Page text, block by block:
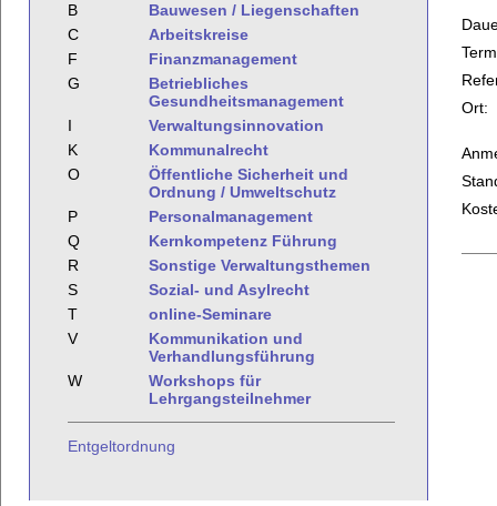
B
Bauwesen / Liegenschaften
C
Arbeitskreise
F
Finanzmanagement
G
Betriebliches
Gesundheitsmanagement
I
Verwaltungsinnovation
K
Kommunalrecht
O
Öffentliche Sicherheit und
Ordnung / Umweltschutz
P
Personalmanagement
Q
Kernkompetenz Führung
R
Sonstige Verwaltungsthemen
S
Sozial- und Asylrecht
T
online-Seminare
V
Kommunikation und
Verhandlungsführung
W
Workshops für
Lehrgangsteilnehmer
Entgeltordnung
Ort: